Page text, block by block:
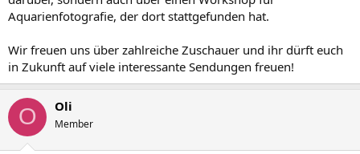
Aquarienfotografie, der dort stattgefunden hat.
Wir freuen uns über zahlreiche Zuschauer und ihr dürft euch
in Zukunft auf viele interessante Sendungen freuen!
O Oli
Member